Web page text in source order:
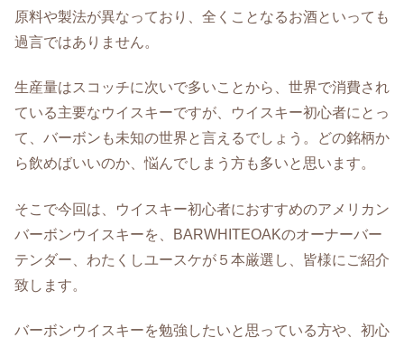
原料や製法が異なっており、全くことなるお酒といっても
過言ではありません。
生産量はスコッチに次いで多いことから、世界で消費され
ている主要なウイスキーですが、ウイスキー初心者にとっ
て、バーボンも未知の世界と言えるでしょう。どの銘柄か
ら飲めばいいのか、悩んでしまう方も多いと思います。
そこで今回は、ウイスキー初心者におすすめのアメリカン
バーボンウイスキーを、BARWHITEOAKのオーナーバー
テンダー、わたくしユースケが５本厳選し、皆様にご紹介
致します。
バーボンウイスキーを勉強したいと思っている方や、初心